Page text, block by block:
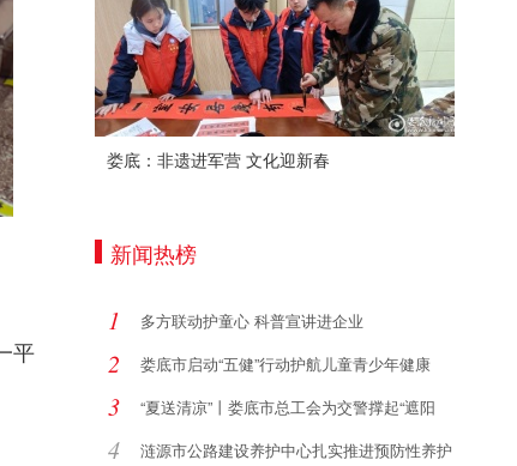
平
娄底：非遗进军营 文化迎新春
新闻热榜
1 多方联动护童心 科普宣讲进企业
2 娄底市启动“五健”行动护航儿童青少年健康
3 “夏送清凉”丨娄底市总工会为交警撑起“遮阳
4
涟源市公路建设养护中心扎实推进预防性养护